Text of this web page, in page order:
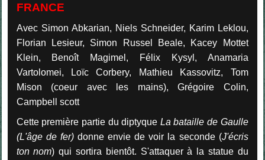
FRANCE
Avec Simon Abkarian, Niels Schneider, Karim Leklou,
Florian Lesieur, Simon Russel Beale, Kacey Mottet
Klein, Benoît Magimel, Félix Kysyl, Anamaria
Vartolomei, Loïc Corbery, Mathieu Kassovitz, Tom
Mison (coeur avec les mains), Grégoire Colin,
Campbell scott
Cette première partie du diptyque La bataille de Gaulle
(L'âge de fer)donne envie de voir la seconde (J'écris
ton nom) qui sortira bientôt. S'attaquer à la statue du